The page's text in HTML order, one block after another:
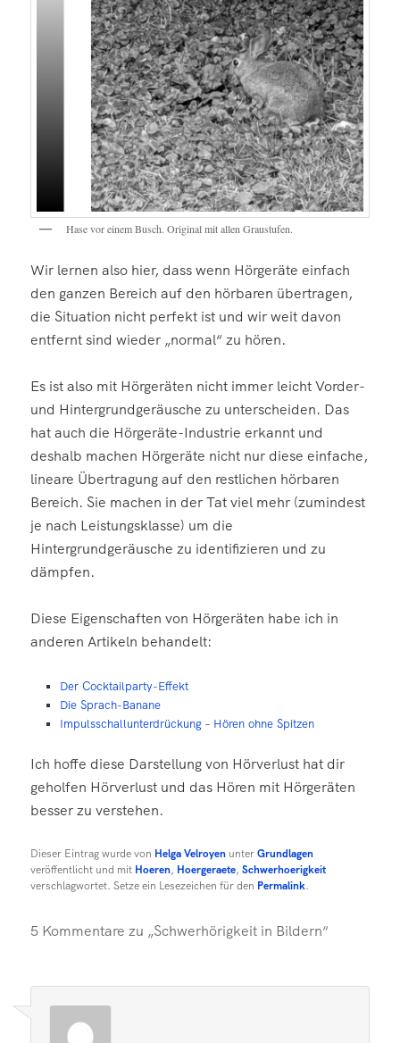
Hase vor einem Busch. Original mit allen Graustufen.
Wir lernen also hier, dass wenn Hörgeräte einfach
den ganzen Bereich auf den hörbaren übertragen,
die Situation nicht perfekt ist und wir weit davon
entfernt sind wieder „normal“ zu hören.
Es ist also mit Hörgeräten nicht immer leicht Vorder-
und Hintergrundgeräusche zu unterscheiden. Das
hat auch die Hörgeräte-Industrie erkannt und
deshalb machen Hörgeräte nicht nur diese einfache,
lineare Übertragung auf den restlichen hörbaren
Bereich. Sie machen in der Tat viel mehr (zumindest
je nach Leistungsklasse) um die
Hintergrundgeräusche zu identifizieren und zu
dämpfen.
Diese Eigenschaften von Hörgeräten habe ich in
anderen Artikeln behandelt:
Der Cocktailparty-Effekt
Die Sprach-Banane
Impulsschallunterdrückung– Hören ohne Spitzen
Ich hoffe diese Darstellung von Hörverlust hat dir
geholfen Hörverlust und das Hören mit Hörgeräten
besser zu verstehen.
Dieser Eintrag wurde von Helga Velroyen unterGrundlagen
veröffentlicht und mit Hoeren, Hoergeraete,Schwerhoerigkeit
verschlagwortet. Setze ein Lesezeichen für den Permalink.
5 Kommentare zu „Schwerhörigkeit in Bildern“